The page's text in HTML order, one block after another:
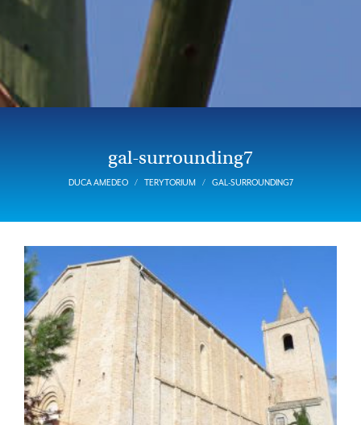
gal-surrounding7
DUCA AMEDEO TERYTORIUM GAL-SURROUNDING7